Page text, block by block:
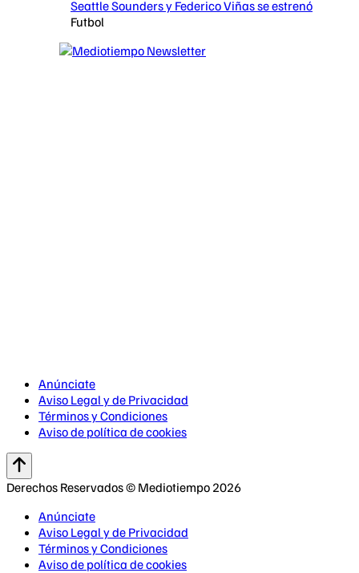
Seattle Sounders y Federico Viñas se estrenó
Futbol
Anúnciate
Aviso Legal y de Privacidad
Términos y Condiciones
Aviso de política de cookies
Derechos Reservados © Mediotiempo 2026
Anúnciate
Aviso Legal y de Privacidad
Términos y Condiciones
Aviso de política de cookies